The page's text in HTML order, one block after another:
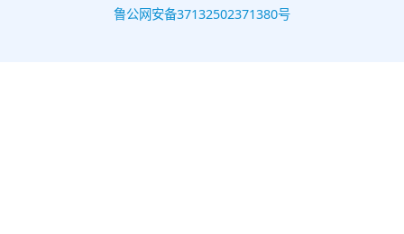
鲁公网安备37132502371380号